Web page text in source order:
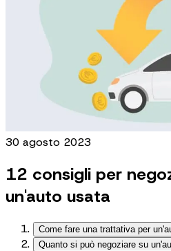
30 agosto 2023
12 consigli per
un'auto usata
Come fare una trattativa per
Quanto si può negoziare su